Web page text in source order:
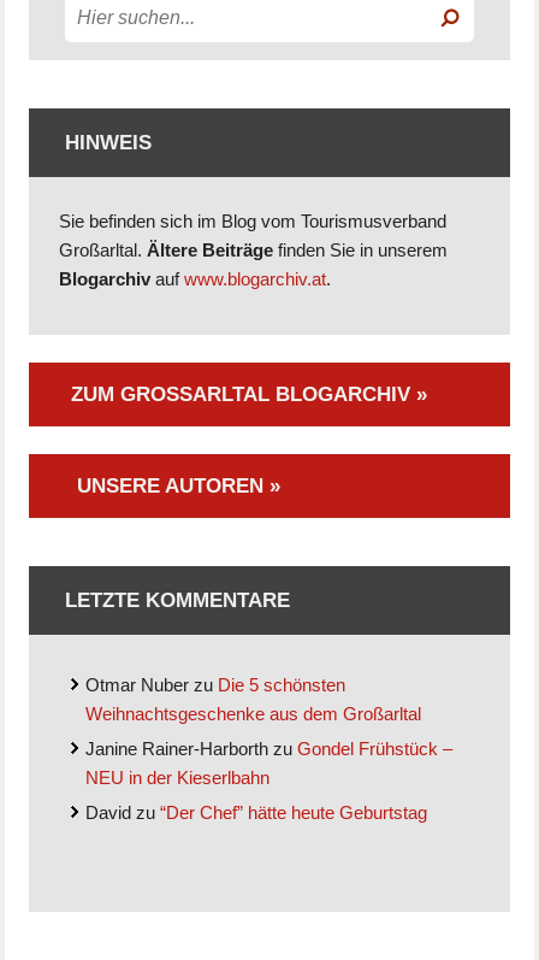
HINWEIS
Sie befinden sich im Blog vom Tourismusverband
Großarltal.Ältere Beiträge finden Sie in unserem
Blogarchiv aufwww.blogarchiv.at.
ZUM GROSSARLTAL BLOGARCHIV »
UNSERE AUTOREN »
LETZTE KOMMENTARE
Otmar Nuber zu Die 5 schönsten
Weihnachtsgeschenke aus dem Großarltal
Janine Rainer-Harborth zuGondel Frühstück –
NEU in der Kieserlbahn
David zu“Der Chef” hätte heute Geburtstag